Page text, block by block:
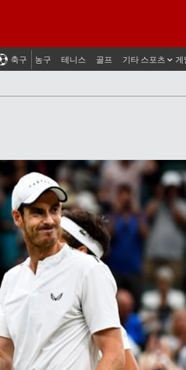
축구 농구 테니스 골프 기타 스포츠 게